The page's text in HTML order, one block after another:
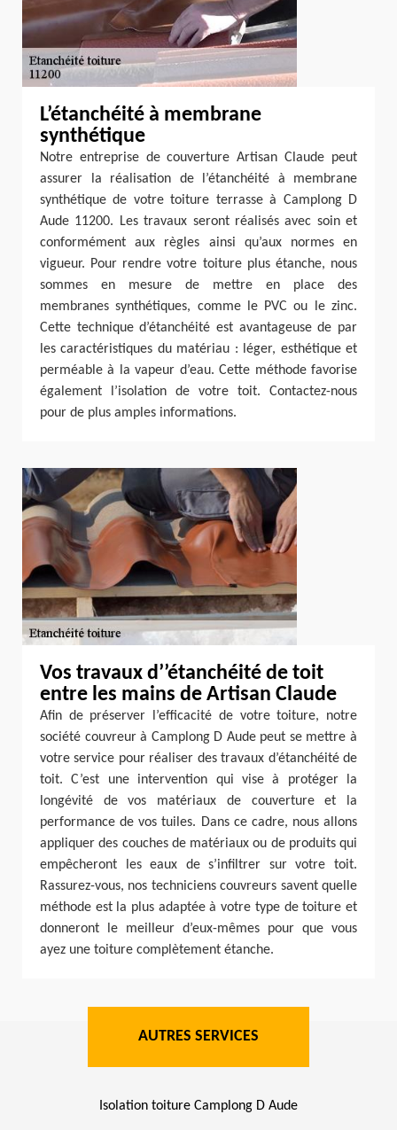
L’étanchéité à membrane
synthétique
Notre entreprise de couverture Artisan Claude peut
assurer la réalisation de l’étanchéité à membrane
synthétique de votre toiture terrasse à Camplong D
Aude 11200. Les travaux seront réalisés avec soin et
conformément aux règles ainsi qu’aux normes en
vigueur. Pour rendre votre toiture plus étanche, nous
sommes en mesure de mettre en place des
membranes synthétiques, comme le PVC ou le zinc.
Cette technique d’étanchéité est avantageuse de par
les caractéristiques du matériau : léger, esthétique et
perméable à la vapeur d’eau. Cette méthode favorise
également l’isolation de votre toit. Contactez-nous
pour de plus amples informations.
Vos travaux d’’étanchéité de toit
entre les mains de Artisan Claude
Afin de préserver l’efficacité de votre toiture, notre
société couvreur à Camplong D Aude peut se mettre à
votre service pour réaliser des travaux d’étanchéité de
toit. C’est une intervention qui vise à protéger la
longévité de vos matériaux de couverture et la
performance de vos tuiles. Dans ce cadre, nous allons
appliquer des couches de matériaux ou de produits qui
empêcheront les eaux de s’infiltrer sur votre toit.
Rassurez-vous, nos techniciens couvreurs savent quelle
méthode est la plus adaptée à votre type de toiture et
donneront le meilleur d’eux-mêmes pour que vous
ayez une toiture complètement étanche.
AUTRES SERVICES
Isolation toiture Camplong D Aude